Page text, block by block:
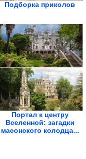
Подборка приколов
Портал к центру
Вселенной: загадки
масонского колодца...